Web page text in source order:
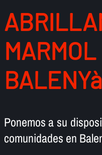
BALENYà
Ponemos a su
comunidades en